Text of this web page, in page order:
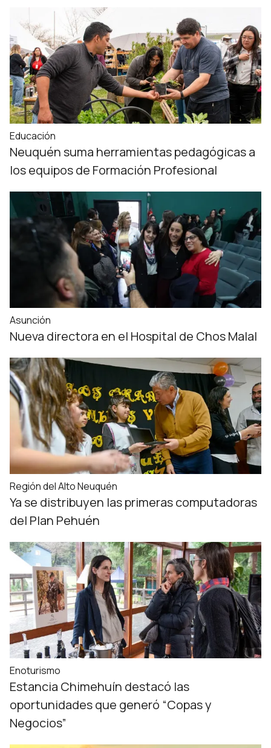
Educación
Neuquén suma herramientas pedagógicas a
los equipos de Formación Profesional
Asunción
Nueva directora en el Hospital de Chos Malal
Región del Alto Neuquén
Ya se distribuyen las primeras computadoras
del Plan Pehuén
Enoturismo
Estancia Chimehuín destacó las
oportunidades que generó “Copas y
Negocios”